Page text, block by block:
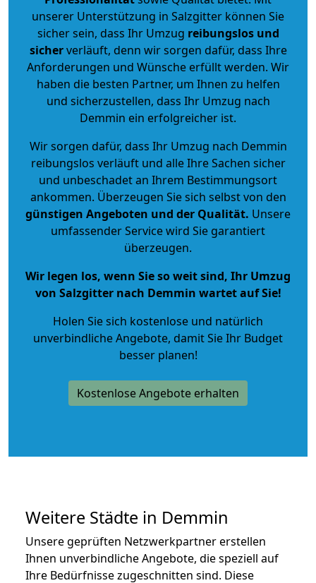
unserer Unterstützung in Salzgitter können Sie
sicher sein, dass Ihr Umzug reibungslos und
sicherverläuft, denn wir sorgen dafür, dass Ihre
Anforderungen und Wünsche erfüllt werden. Wir
haben die besten Partner, um Ihnen zu helfen
und sicherzustellen, dass Ihr Umzug nach
Demmin ein erfolgreicher ist.
Wir sorgen dafür, dass Ihr Umzug nach Demmin
reibungslos verläuft und alle Ihre Sachen sicher
und unbeschadet an Ihrem Bestimmungsort
ankommen. Überzeugen Sie sich selbst von den
günstigen Angeboten und der Qualität. Unsere
umfassender Service wird Sie garantiert
überzeugen.
Wir legen los, wenn Sie so weit sind, Ihr Umzug
von Salzgitter nach Demmin wartet auf Sie!
Holen Sie sich kostenlose und natürlich
unverbindliche Angebote, damit Sie Ihr Budget
besser planen!
Kostenlose Angebote erhalten
Weitere Städte in Demmin
Unsere geprüften Netzwerkpartner erstellen
Ihnen unverbindliche Angebote, die speziell auf
Ihre Bedürfnisse zugeschnitten sind. Diese